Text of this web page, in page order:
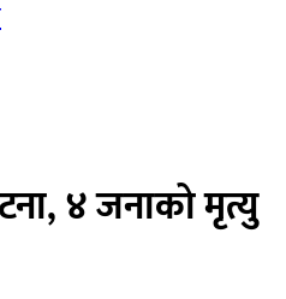
४ जनाको मृत्यु